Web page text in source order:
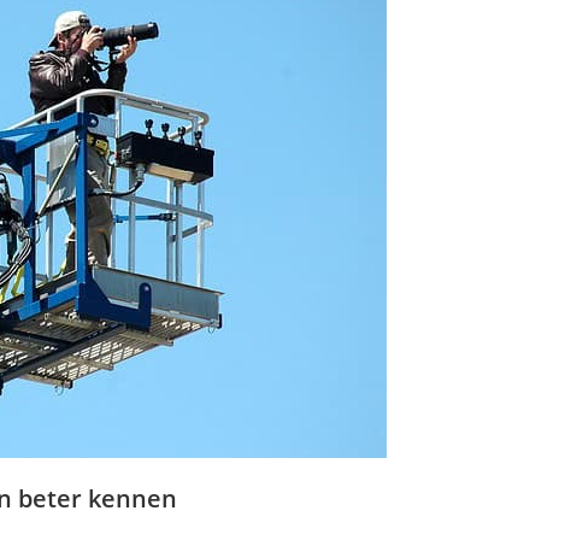
beter kennen